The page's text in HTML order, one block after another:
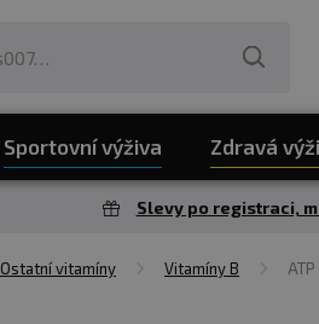
Sportovní výživa Zdravá
Slevy po registraci,
Ostatní vitamíny Vitamíny B